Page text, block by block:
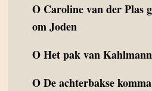
O Caroline van der Plas
om Joden
OHet pak van Kahlmann
ODe achterbakse